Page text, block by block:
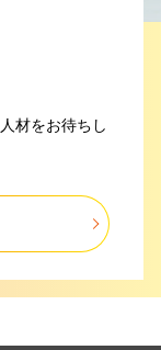
た地域の皆さまへ
材をお待ちし